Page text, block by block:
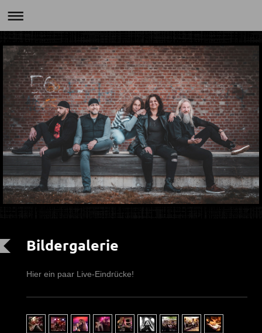
Bildergalerie
Hier ein paar Live-Eindrücke!